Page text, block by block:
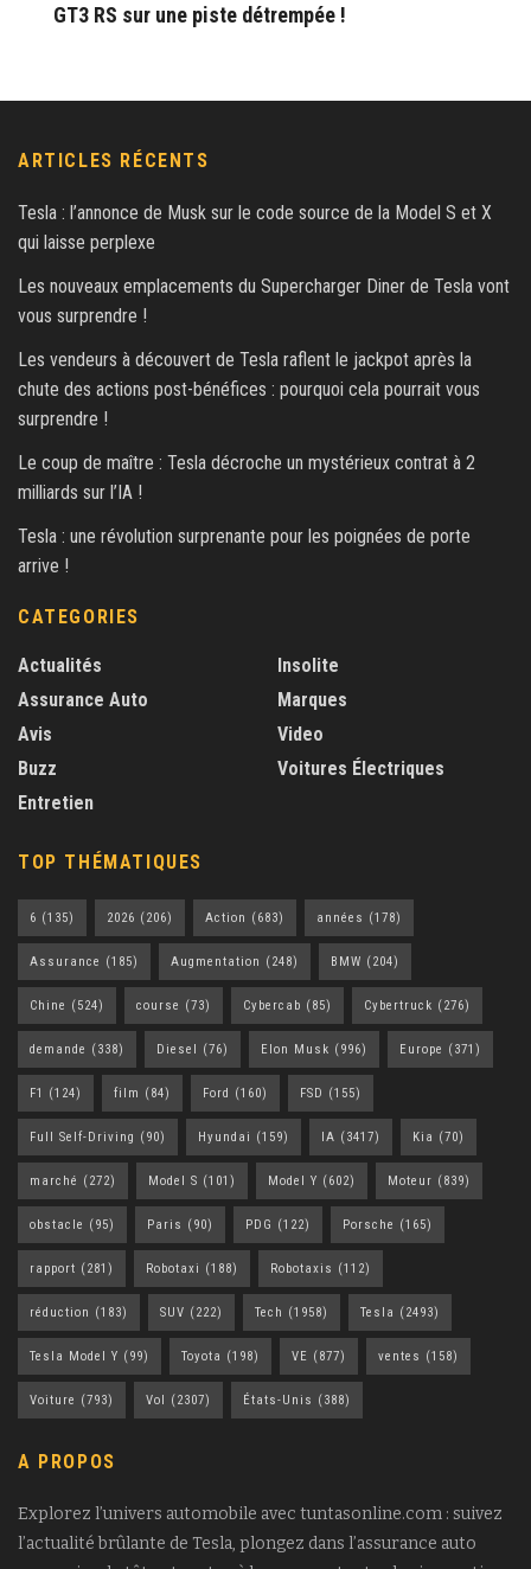
GT3 RS sur une piste détrempée !
ARTICLES RÉCENTS
Tesla : l’annonce de Musk sur le code source de la Model S et X
qui laisse perplexe
Les nouveaux emplacements du Supercharger Diner de Tesla vont
vous surprendre !
Les vendeurs à découvert de Tesla raflent le jackpot après la
chute des actions post-bénéfices : pourquoi cela pourrait vous
surprendre !
Le coup de maître : Tesla décroche un mystérieux contrat à 2
milliards sur l’IA !
Tesla : une révolution surprenante pour les poignées de porte
arrive !
CATEGORIES
Actualités
Assurance Auto
Avis
Buzz
Entretien
Insolite
Marques
Video
Voitures Électriques
TOP THÉMATIQUES
6 (135) 2026 (206) Action (683) années (178)
Assurance (185) Augmentation (248) BMW (204)
Chine (524) course (73) Cybercab (85) Cybertruck (276)
demande (338) Diesel (76) Elon Musk (996) Europe (371)
F1 (124) film (84) Ford (160) FSD (155)
Full Self-Driving (90) Hyundai (159) IA (3417) Kia (70)
marché (272) Model S (101) Model Y (602) Moteur (839)
obstacle (95) Paris (90) PDG (122) Porsche (165)
rapport (281) Robotaxi (188) Robotaxis (112)
réduction (183) SUV (222) Tech (1958) Tesla (2493)
Tesla Model Y (99) Toyota (198) VE (877) ventes (158)
Voiture (793) Vol (2307) États-Unis (388)
A PROPOS
Explorez l’univers automobile avec tuntasonline.com : suivez
l’actualité brûlante de Tesla, plongez dans l’assurance auto